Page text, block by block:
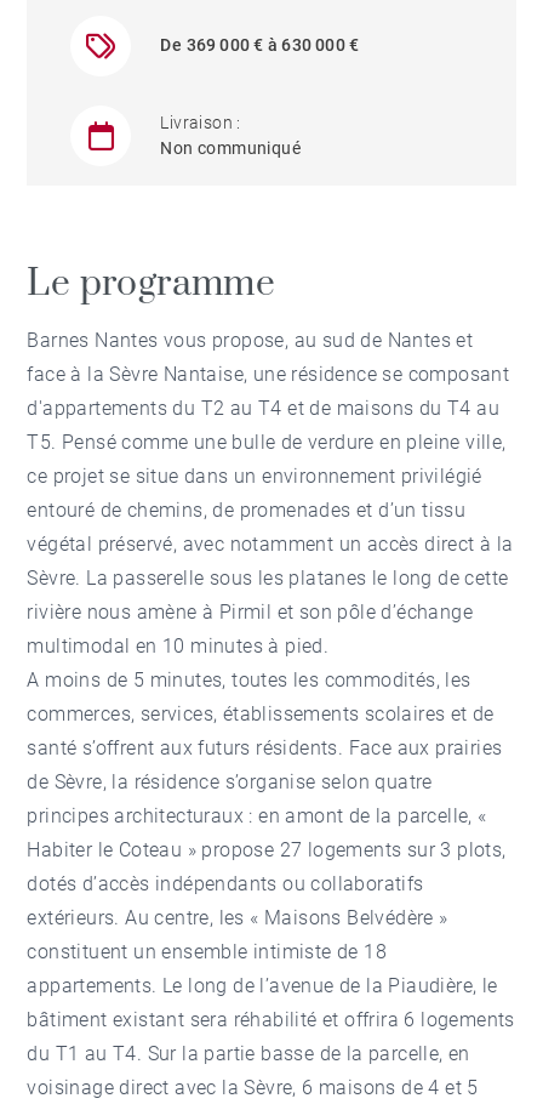
De 369 000 € à 630 000 €
Livraison :
Non communiqué
Le programme
Barnes Nantes vous propose, au sud de Nantes et
face à la Sèvre Nantaise, une résidence se composant
d'appartements du T2 au T4 et de maisons du T4 au
T5. Pensé comme une bulle de verdure en pleine ville,
ce projet se situe dans un environnement privilégié
entouré de chemins, de promenades et d’un tissu
végétal préservé, avec notamment un accès direct à la
Sèvre. La passerelle sous les platanes le long de cette
rivière nous amène à Pirmil et son pôle d’échange
multimodal en 10 minutes à pied.
A moins de 5 minutes, toutes les commodités, les
commerces, services, établissements scolaires et de
santé s’offrent aux futurs résidents. Face aux prairies
de Sèvre, la résidence s’organise selon quatre
principes architecturaux : en amont de la parcelle, «
Habiter le Coteau » propose 27 logements sur 3 plots,
dotés d’accès indépendants ou collaboratifs
extérieurs. Au centre, les « Maisons Belvédère »
constituent un ensemble intimiste de 18
appartements. Le long de l’avenue de la Piaudière, le
bâtiment existant sera réhabilité et offrira 6 logements
du T1 au T4. Sur la partie basse de la parcelle, en
voisinage direct avec la Sèvre, 6 maisons de 4 et 5